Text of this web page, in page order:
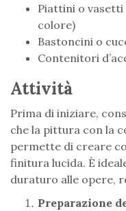
Piattini o vasetti
colore)
Bastoncini o
Contenitori
Attività
Prima di iniziare,
che la pittura con la
permette di creare
finitura lucida. È
duraturo alle opere,
Preparazione